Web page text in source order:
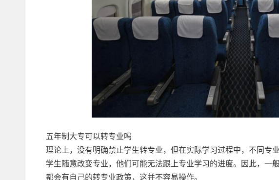
五年制大专可以转专业吗
理论上，没有明确禁止学生转专业，但在实际学习过程中，不同专
学生随意改变专业，他们可能无法跟上专业学习的进度。因此，一
都会有自己的转专业政策，这并不容易操作。